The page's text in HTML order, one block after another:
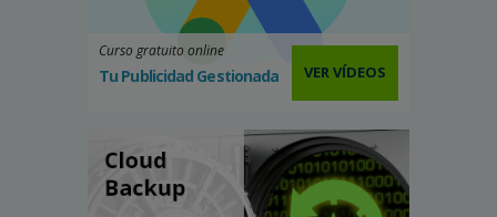
Curso gratuito online
Tu Publicidad Gestionada VER VÍDEOS